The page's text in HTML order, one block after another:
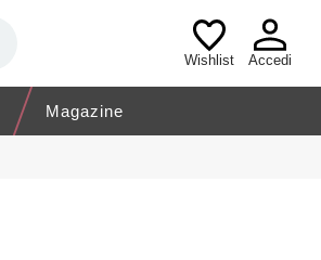
Wishlist Accedi
Magazine